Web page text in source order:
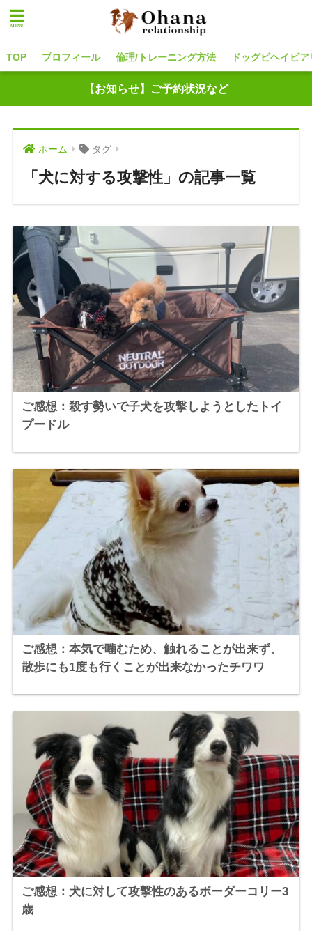
TOP プロフィール 倫理/トレーニング方法 ドッグビヘイビ
【お知らせ】ご予約状況など
ホーム タグ
「犬に対する攻撃性」の記事一覧
ご感想：殺す勢いで子犬を攻撃しようとしたトイ
プードル
ご感想：本気で噛むため、触れることが出来ず、
散歩にも1度も行くことが出来なかったチワワ
ご感想：犬に対して攻撃性のあるボーダーコリー3
歳